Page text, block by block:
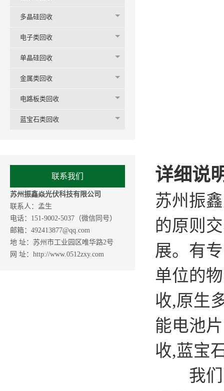
多晶硅回收
电子类回收
单晶硅回收
金属类回收
电路板类回收
蓝宝石类回收
联系我们
苏州振鑫焱光伏科技有限公司
联系人：孟生
电话：151-9002-5037（微信同号）
邮箱：492413877@qq.com
地 址：苏州市工业园区唯华路2号
网 址：http://www.0512zxy.com
详细说
苏州振
的原则
展。有
单位的
收,原生
能电池
收,蓝宝
我们可